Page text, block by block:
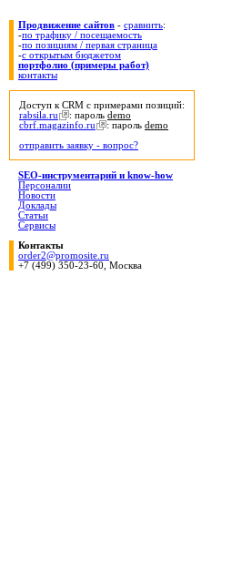
Продвижение сайтов - сравнить:
-по трафику / посещаемость
-по позициям / первая страница
-с открытым бюджетом
портфолио (примеры работ)
контакты
Доступ к CRM с примерами позиций:
rabsila.ru
: пароль demo
cbrf.magazinfo.ru
: пароль demo
отправить заявку - вопрос?
SEO-инструментарий и know-how
Персоналии
Новости
Доклады
Статьи
Сервисы
Контакты
order2@promosite.ru
+7 (499) 350-23-60, Москва